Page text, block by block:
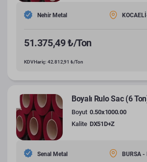
Nehir Metal
51.375,49 ₺/Ton
KDV Hariç: 42.812,91 ₺/Ton
Boyalı Rulo Sac (6
Boyut 0.50x1000.00
Kalite DX51D+Z
Senal Metal BURSA -